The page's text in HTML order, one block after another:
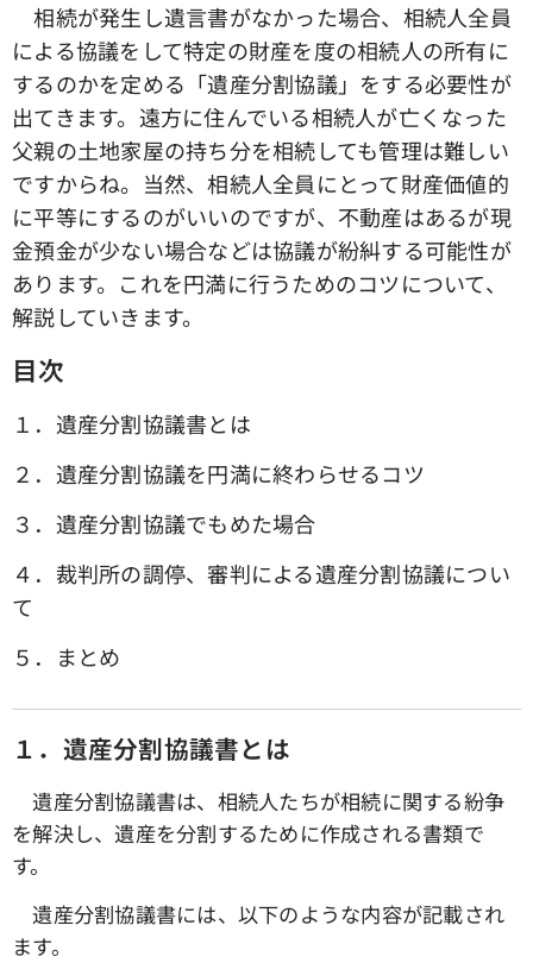
相続が発生し遺言書がなかった場合、相続人全員
による協議をして特定の財産を度の相続人の所有に
するのかを定める「遺産分割協議」をする必要性が
出てきます。遠方に住んでいる相続人が亡くなった
父親の土地家屋の持ち分を相続しても管理は難しい
ですからね。当然、相続人全員にとって財産価値的
に平等にするのがいいのですが、不動産はあるが現
金預金が少ない場合などは協議が紛糾する可能性が
あります。これを円満に行うためのコツについて、
解説していきます。
目次
１．遺産分割協議書とは
２．遺産分割協議を円満に終わらせるコツ
３．遺産分割協議でもめた場合
４．裁判所の調停、審判による遺産分割協議につい
て
５．まとめ
１．遺産分割協議書とは
遺産分割協議書は、相続人たちが相続に関する紛争
を解決し、遺産を分割するために作成される書類で
す。
遺産分割協議書には、以下のような内容が記載され
ます。